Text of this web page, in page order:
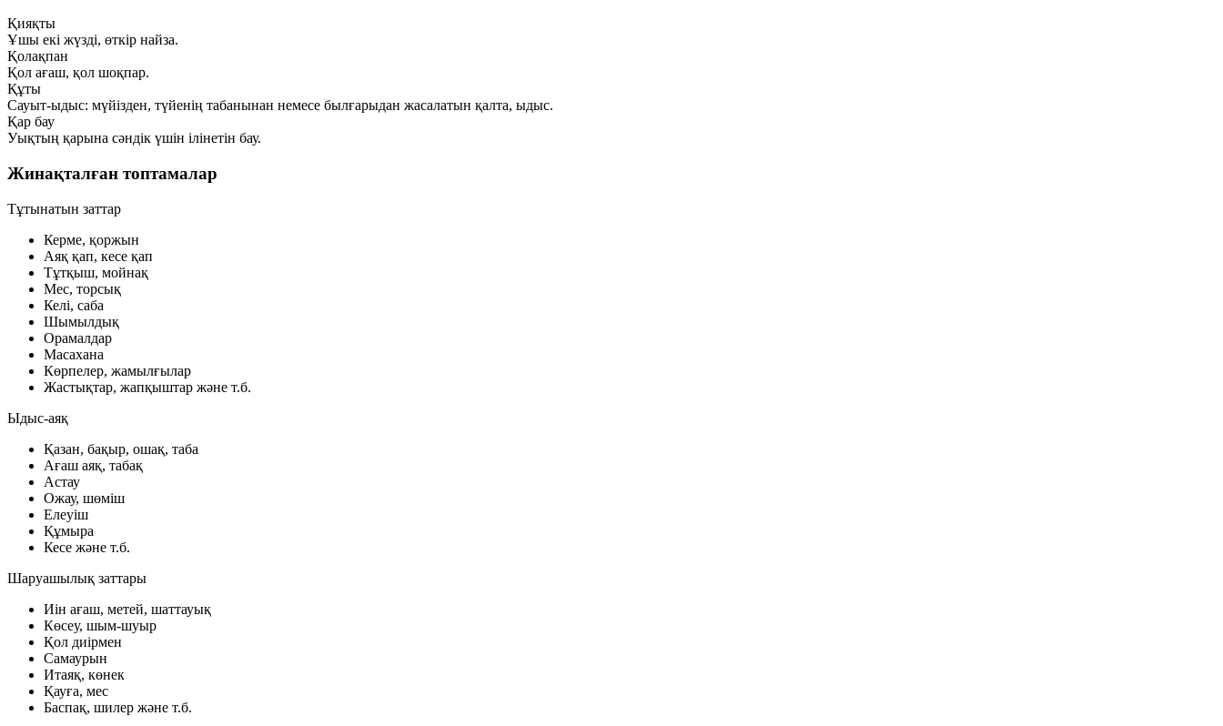
Қияқты
Ұшы екі жүзді, өткір найза.
Қолақпан
Қол ағаш, қол шоқпар.
Құты
Сауыт-ыдыс: мүйізден, түйенің табанынан немесе былғарыдан жасалатын қалта, ыдыс.
Қар бау
Уықтың қарына сәндік үшін ілінетін бау.
Жинақталған топтамалар
Тұтынатын заттар
Керме, қоржын
Аяқ қап, кесе қап
Тұтқыш, мойнақ
Мес, торсық
Келі, саба
Шымылдық
Орамалдар
Масахана
Көрпелер, жамылғылар
Жастықтар, жапқыштар және т.б.
Ыдыс-аяқ
Қазан, бақыр, ошақ, таба
Ағаш аяқ, табақ
Астау
Ожау, шөміш
Елеуіш
Құмыра
Кесе және т.б.
Шаруашылық заттары
Иін ағаш, метей, шаттауық
Көсеу, шым-шуыр
Қол диірмен
Самаурын
Итаяқ, көнек
Қауға, мес
Баспақ, шилер және т.б.